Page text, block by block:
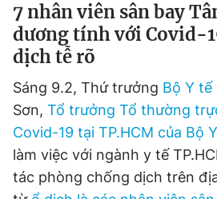
Tiện ích Bạn
Thông tin tòa soạn
Đọc Thanh Niên trên điện thoại
7 nhân viên sân bay
dương tính với Covid-
dịch tễ rõ
Sáng 9.2, Thứ trưởng Bộ Y tế
Sơn, Tổ trưởng Tổ thường
Covid-19 tại TP.HCM của Bộ
làm việc với ngành y tế
tác phòng chống dịch trên